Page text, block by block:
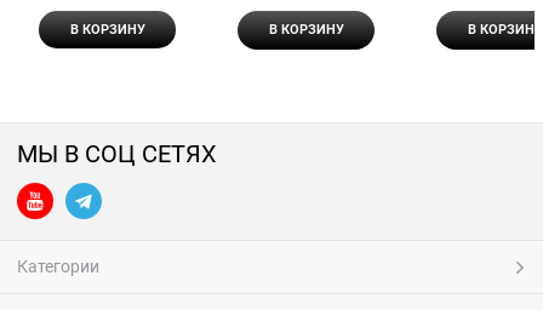
В КОРЗИНУ В КОРЗИНУ В КОРЗИНУ
МЫ В СОЦ СЕТЯХ
Категории